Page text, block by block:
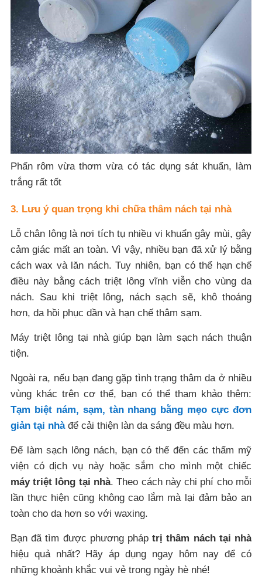
Phấn rôm vừa thơm vừa có tác dụng sát khuẩn, làm
trắng rất tốt
3. Lưu ý quan trọng khi chữa thâm nách tại nhà
Lỗ chân lông là nơi tích tụ nhiều vi khuẩn gây mùi, gây
cảm giác mất an toàn. Vì vậy, nhiều bạn đã xử lý bằng
cách wax và lăn nách. Tuy nhiên, bạn có thể hạn chế
điều này bằng cách triệt lông vĩnh viễn cho vùng da
nách. Sau khi triệt lông, nách sạch sẽ, khô thoáng
hơn, da hồi phục dần và hạn chế thâm sạm.
Máy triệt lông tại nhà giúp bạn làm sạch nách thuận
tiện.
Ngoài ra, nếu bạn đang gặp tình trạng thâm da ở nhiều
vùng khác trên cơ thể, bạn có thể tham khảo thêm:
Tạm biệt nám, sạm, tàn nhang bằng mẹo cực đơn
giản tại nhàđể cải thiện làn da sáng đều màu hơn.
Để làm sạch lông nách, bạn có thể đến các thẩm mỹ
viện có dịch vụ này hoặc sắm cho mình một chiếc
máy triệt lông tại nhà. Theo cách này chi phí cho mỗi
lần thực hiện cũng không cao lắm mà lại đảm bảo an
toàn cho da hơn so với waxing.
Bạn đã tìm được phương pháp trị thâm nách tại nhà
hiệu quả nhất? Hãy áp dụng ngay hôm nay để có
những khoảnh khắc vui vẻ trong ngày hè nhé!